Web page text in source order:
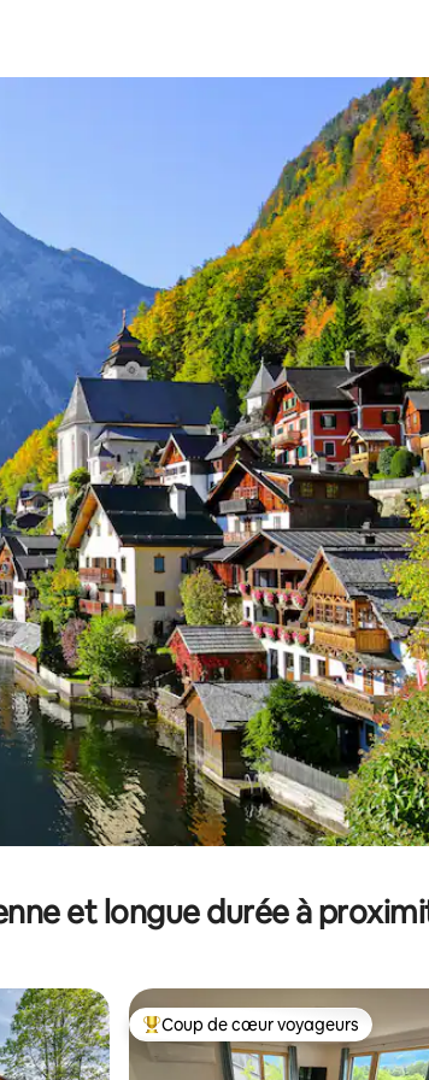
bas pour les parcourir ou en appuyant et en faisant
et longue durée à
Coups de cœur voyageurs les plus
Coup de cœur voyageurs